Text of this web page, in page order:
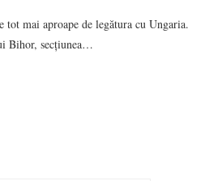
tot mai aproape de legătura cu Ungaria.
Bihor, secțiunea…